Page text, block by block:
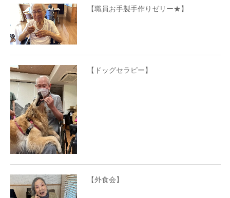
【職員お手製手作りゼリー★】
【ドッグセラピー】
【外食会】